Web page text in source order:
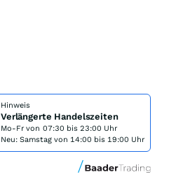
Hinweis
Verlängerte Handelszeiten
Mo-Fr von 07:30 bis 23:00 Uhr
Neu: Samstag von 14:00 bis 19:00 Uhr